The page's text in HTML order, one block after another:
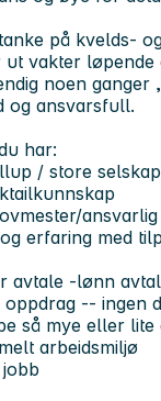
på kvelds-
ut vakter løpende
noen ganger
og ansvarsfull.
har:
/ store
ansvarlig
erfaring med
avtale -lønn
oppdrag -- ingen
så mye eller
arbeidsmiljø